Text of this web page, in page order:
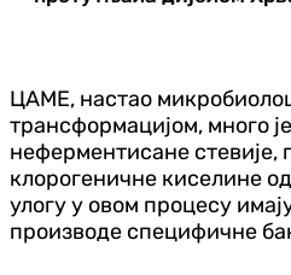
ЦАМЕ, настао
трансформацијом, много
неферментисане стевије,
клорогеничне киселине
улогу у овом процесу
производе специфичне